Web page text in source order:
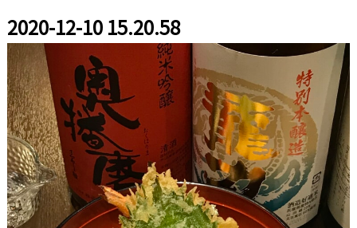
2020-12-10 15.20.58